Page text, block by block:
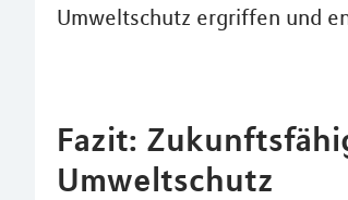
Umweltschutz ergriffen und
Fazit:
Umweltschutz